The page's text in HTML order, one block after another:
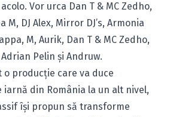
Vor urca Dan T & MC Zedho,
M, DJ Alex, Mirror DJ’s, Armonia
M, Aurik, Dan T & MC Zedho,
Adrian Pelin și Andruw.
producție care va duce
din România la un alt nivel,
își propun să transforme